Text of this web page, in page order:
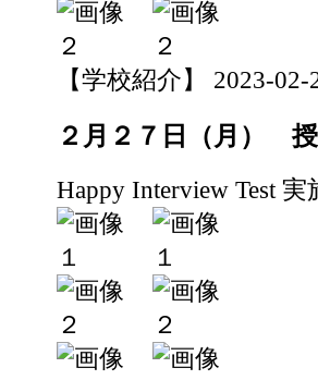
【学校紹介】 2023-
２月２７日（月）
Happy Interview Test 実